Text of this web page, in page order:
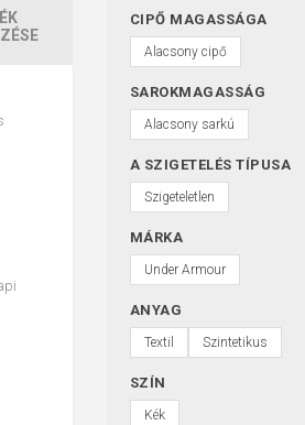
CIPŐ MAGASSÁGA
Alacsony cipő
SAROKMAGASSÁG
Alacsony sarkú
A SZIGETELÉS TÍPUSA
Szigeteletlen
MÁRKA
Under Armour
ANYAG
Textil Szintetikus
SZÍN
Kék